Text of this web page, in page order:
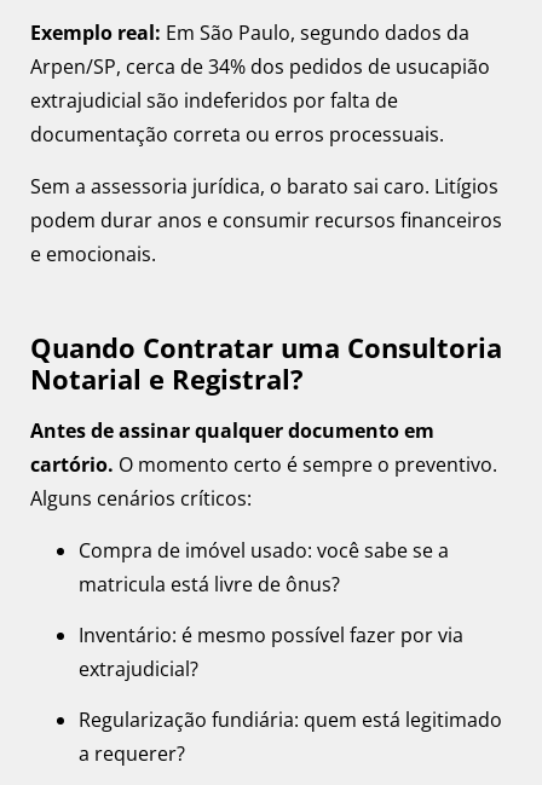
Exemplo real: Em São Paulo, segundo dados da
Arpen/SP, cerca de 34% dos pedidos de usucapião
extrajudicial são indeferidos por falta de
documentação correta ou erros processuais.
Sem a assessoria jurídica, o barato sai caro. Litígios
podem durar anos e consumir recursos financeiros
e emocionais.
Quando Contratar uma Consultoria
Notarial e Registral?
Antes de assinar qualquer documento em
cartório. O momento certo é sempre o preventivo.
Alguns cenários críticos:
Compra de imóvel usado: você sabe se a
matricula está livre de ônus?
Inventário: é mesmo possível fazer por via
extrajudicial?
Regularização fundiária: quem está legitimado
a requerer?